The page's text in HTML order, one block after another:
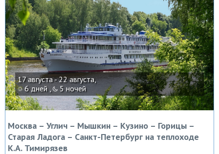
17 августа - 22 августа,
6 дней ,
5 ночей
Москва – Углич – Мышкин – Кузино – Горицы –
Старая Ладога – Санкт-Петербург на теплоходе
К.А. Тимирязев